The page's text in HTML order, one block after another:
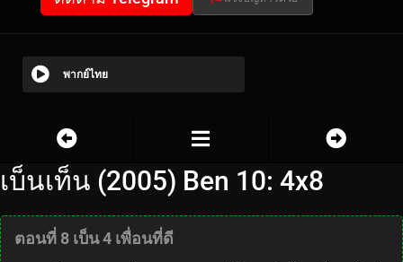
พากย์ไทย
เบ็นเท็น (2005) Ben 10: 4x8
ตอนที่ 8 เบ็น 4 เพื่อนที่ดี